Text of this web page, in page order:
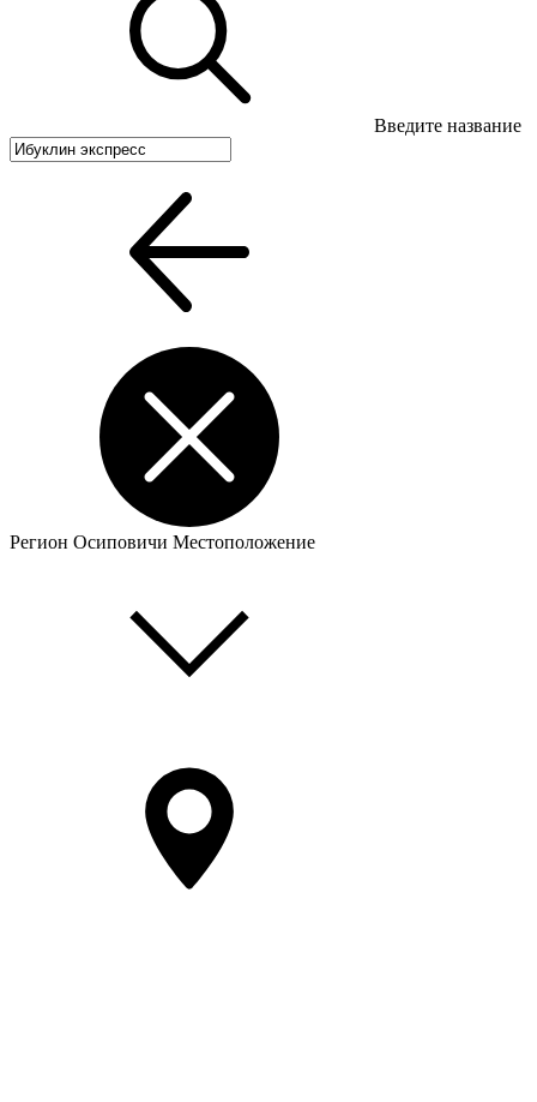
Введите название
Регион Осиповичи Местоположение